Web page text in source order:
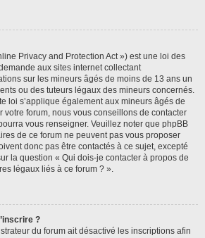
Privacy and Protection Act ») est une loi des
aux sites internet collectant
sur les mineurs âgés de moins de 13 ans un
ou des tuteurs légaux des mineurs concernés.
loi s’applique également aux mineurs âgés de
votre forum, nous vous conseillons de contacter
vous renseigner. Veuillez noter que phpBB
de ce forum ne peuvent pas vous proposer
donc pas être contactés à ce sujet, excepté
la question « Qui dois-je contacter à propos de
légaux liés à ce forum ? ».
?
du forum ait désactivé les inscriptions afin